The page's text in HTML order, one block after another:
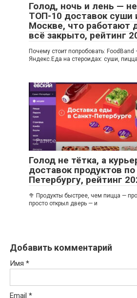
Голод, ночь и лень —
ТОП-10 доставок суши
Москве, что работают
всё закрыто, рейтинг
Почему стоит попробовать: FoodBand
Яндекс.Еда на стероидах: суши,
Разное
Голод не тётка, а
доставок продуктов по
Петербургу, рейтинг
🥦 Продукты быстрее, чем пицца —
просто открыл дверь — и
Добавить комментарий
Имя *
Email *